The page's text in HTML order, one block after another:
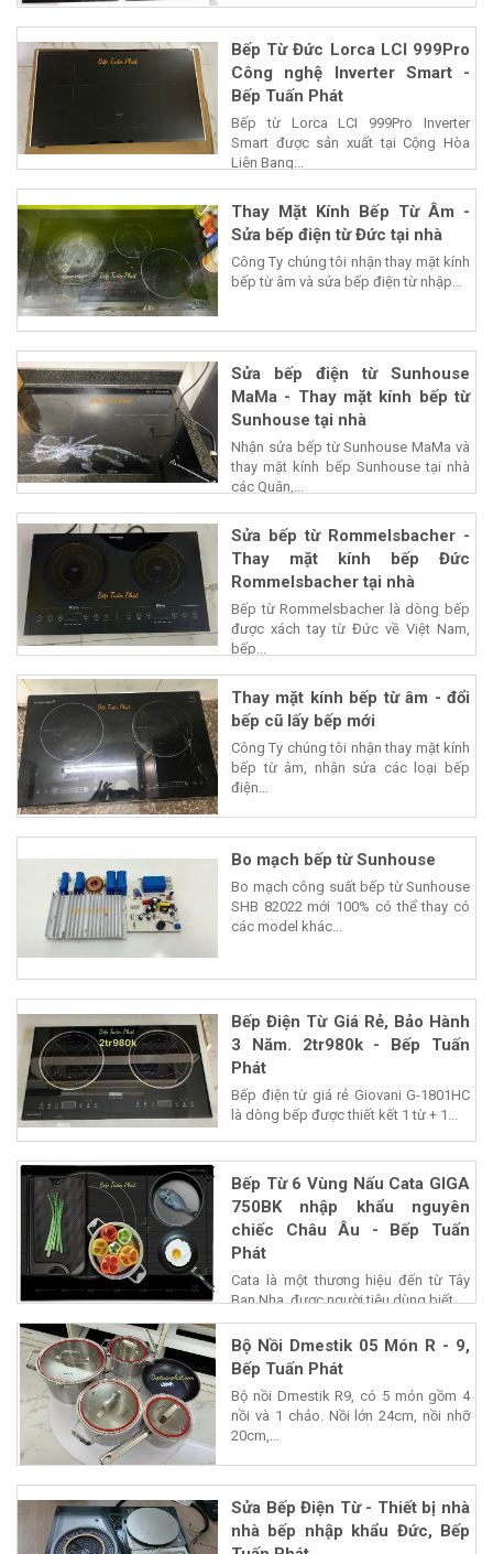
Bếp Từ Đức Lorca LCI 999Pro
Công nghệ Inverter Smart -
Bếp Tuấn Phát
Bếp từ Lorca LCI 999Pro Inverter
Smart được sản xuất tại Cộng Hòa
Liên Bang...
Thay Mặt Kính Bếp Từ Âm -
Sửa bếp điện từ Đức tại nhà
Công Ty chúng tôi nhận thay mặt kính
bếp từ âm và sửa bếp điện từ nhập...
Sửa bếp điện từ Sunhouse
MaMa - Thay mặt kính bếp từ
Sunhouse tại nhà
Nhận sửa bếp từ Sunhouse MaMa và
thay mặt kính bếp Sunhouse tại nhà
các Quận,...
Sửa bếp từ Rommelsbacher -
Thay mặt kính bếp Đức
Rommelsbacher tại nhà
Bếp từ Rommelsbacher là dòng bếp
được xách tay từ Đức về Việt Nam,
bếp...
Thay mặt kính bếp từ âm - đổi
bếp cũ lấy bếp mới
Công Ty chúng tôi nhận thay mặt kính
bếp từ âm, nhận sửa các loại bếp
điện...
Bo mạch bếp từ Sunhouse
Bo mạch công suất bếp từ Sunhouse
SHB 82022 mới 100% có thể thay có
các model khác...
Bếp Điện Từ Giá Rẻ, Bảo Hành
3 Năm. 2tr980k - Bếp Tuấn
Phát
Bếp điện từ giá rẻ Giovani G-1801HC
là dòng bếp được thiết kết 1 từ + 1...
Bếp Từ 6 Vùng Nấu Cata GIGA
750BK nhập khẩu nguyên
chiếc Châu Âu - Bếp Tuấn
Phát
Cata là một thương hiệu đến từ Tây
Ban Nha, được người tiêu dùng biết...
Bộ Nồi Dmestik 05 Món R - 9,
Bếp Tuấn Phát
Bộ nồi Dmestik R9, có 5 món gồm 4
nồi và 1 chảo. Nồi lớn 24cm, nồi nhỡ
20cm,...
Sửa Bếp Điện Từ - Thiết bị nhà
nhà bếp nhập khẩu Đức, Bếp